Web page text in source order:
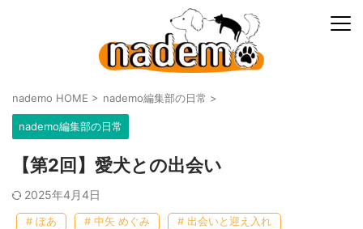
nademo HOME > nademo編集部の日常 >
nademo編集部の日常
【第2回】愛犬との出会い
2025年4月4日
# ぽあ # 中矢 めぐみ # 出会いと迎え入れ